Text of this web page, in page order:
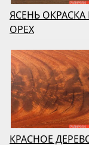
ЯСЕНЬ
ОРЕХ
КРАСНОЕ